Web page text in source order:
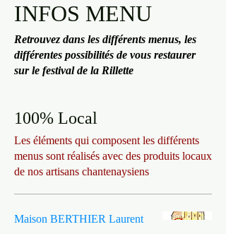
INFOS MENU
Retrouvez dans les différents menus, les
différentes possibilités de vous restaurer
sur le festival de la Rillette
100% Local
Les éléments qui composent les différents
menus sont réalisés avec des produits locaux
Maison BERTHIER Laurent